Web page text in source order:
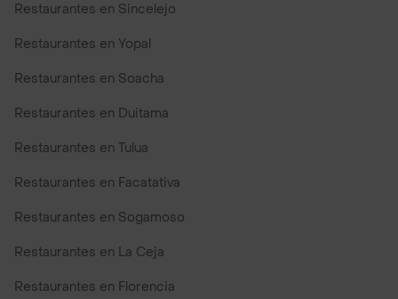
Restaurantes en Sincelejo
Restaurantes en Yopal
Restaurantes en Soacha
Restaurantes en Duitama
Restaurantes en Tulua
Restaurantes en Facatativa
Restaurantes en Sogamoso
Restaurantes en La Ceja
Restaurantes en Florencia